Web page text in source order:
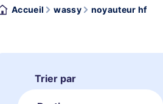
Accueil wassy noyauteur hf
Trier par